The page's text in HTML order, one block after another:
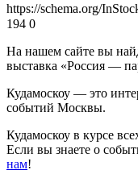
https://schema.org/
194 0
На нашем сайте вы
выставка «Россия —
Кудамоскоу — это
событий Москвы.
Кудамоскоу в курсе
Если вы знаете о
нам!